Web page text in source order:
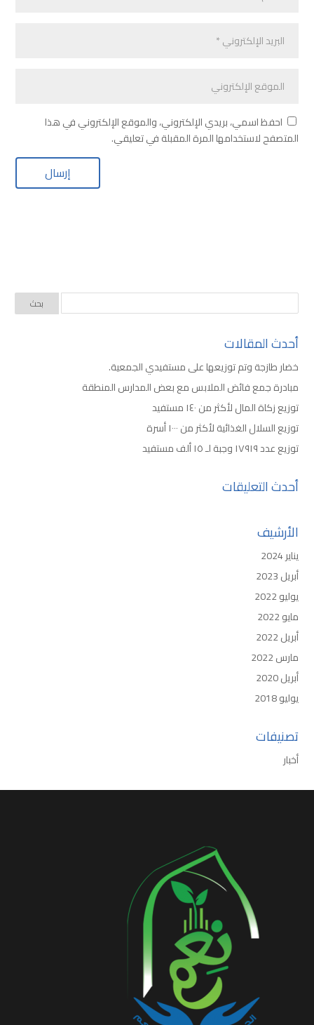
احفظ اسمي، بريدي الإلكتروني، والموقع الإلكتروني في هذا
المتصفح لاستخدامها المرة المقبلة في تعليقي.
أحدث المقالات
خضار طازجة وتم توزيعها على مستفيدي الجمعية.
مبادرة جمع فائض الملابس مع بعض المدارس المنطقة
توزيع زكاة المال لأكثر من ١٤٠ مستفيد
توزيع السلال الغذائية لأكثر من ١٠٠٠ أسرة
توزيع عدد ١٧٩١٩ وجبة لـ ١٥ ألف مستفيد
أحدث التعليقات
الأرشيف
يناير 2024
أبريل 2023
يوليو 2022
مايو 2022
أبريل 2022
مارس 2022
أبريل 2020
يوليو 2018
تصنيفات
أخبار